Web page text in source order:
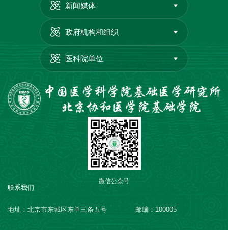
新闻媒体
政府机构和组织
医科院单位
联系我们
地址：北京市东城区东单三条五号 邮编：100005
微信公众号